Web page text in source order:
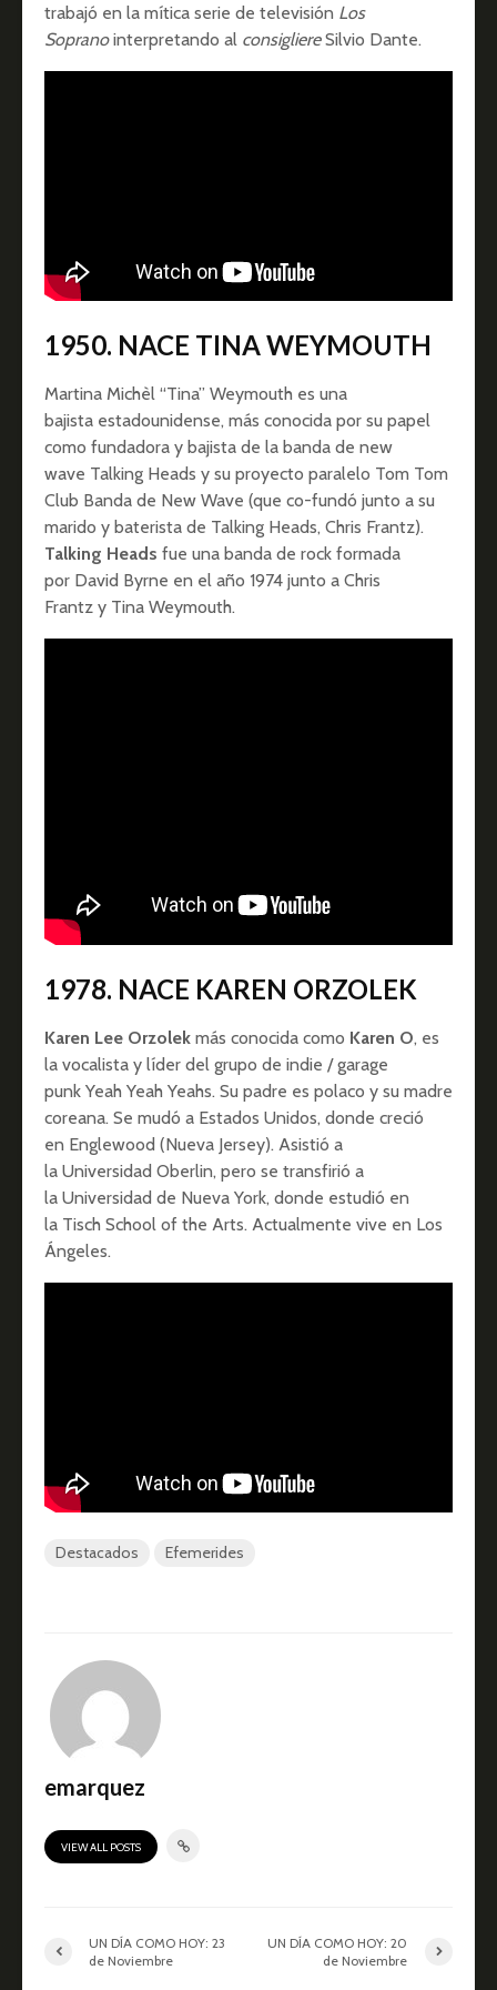
trabajó en la mítica serie de televisión Los
Sopranointerpretando al consigliereSilvio Dante.
1950. NACE TINA WEYMOUTH
Martina Michèl “Tina” Weymouth es una
bajista estadounidense, más conocida por su papel
como fundadora y bajista de la banda de new
wave Talking Heads y su proyecto paralelo Tom Tom
Club Banda de New Wave (que co-fundó junto a su
marido y baterista de Talking Heads, Chris Frantz).
Talking Heads fue una banda de rock formada
por David Byrne en el año 1974 junto a Chris
Frantz y Tina Weymouth.
1978. NACE KAREN ORZOLEK
Karen Lee Orzolek más conocida como Karen O, es
la vocalista y líder del grupo de indie / garage
punk Yeah Yeah Yeahs. Su padre es polaco y su madre
coreana. Se mudó a Estados Unidos, donde creció
en Englewood (Nueva Jersey). Asistió a
la Universidad Oberlin, pero se transfirió a
la Universidad de Nueva York, donde estudió en
la Tisch School of the Arts. Actualmente vive en Los
Ángeles.
Destacados Efemerides
emarquez
VIEW ALL POSTS
UN DÍA COMO HOY: 23
de Noviembre
UN DÍA COMO HOY: 20
de Noviembre